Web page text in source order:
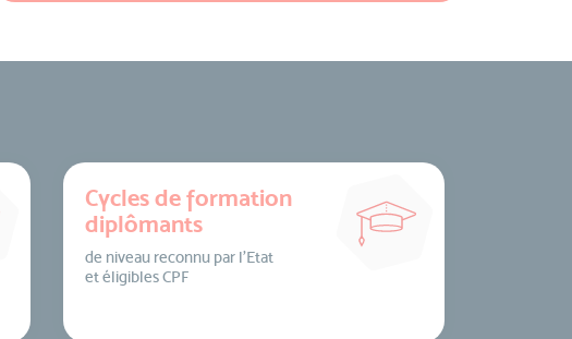
Cycles de formation
diplômants
de niveau reconnu par l’Etat
et éligibles CPF